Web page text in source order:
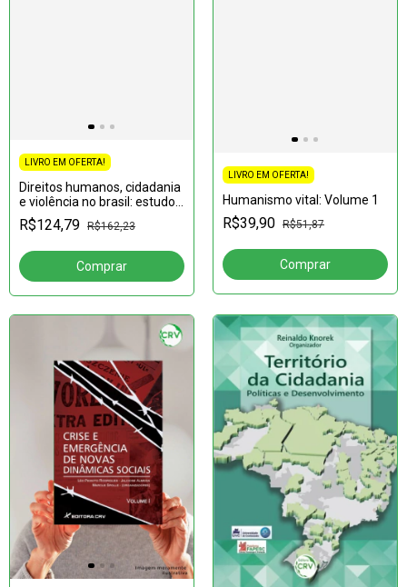
LIVRO EM OFERTA!
Direitos humanos, cidadania
e violência no brasil: estudos
interdisciplinares; volume 4
R$124,79 R$162,23
LIVRO EM OFERTA!
Humanismo vital: Volume 1
R$39,90 R$51,87